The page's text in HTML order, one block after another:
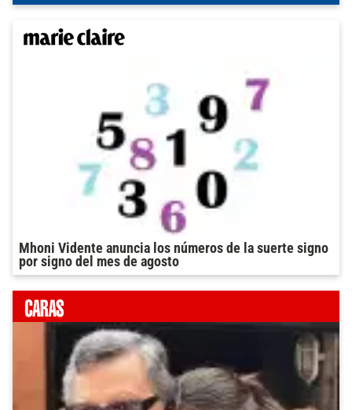
Mhoni Vidente anuncia los números de la suerte signo
por signo del mes de agosto